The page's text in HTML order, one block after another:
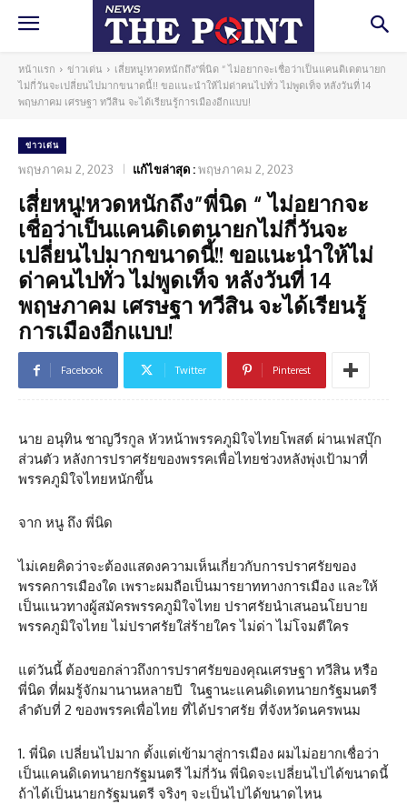
หน้าแรก ข่าวเด่น
เสี่ยหนู!หวดหนักถึง”พี่นิด “ ไม่อยากจะเชื่อว่าเป็นแคนดิเดตนายก
ไม่กี่วันจะเปลี่ยนไปมากขนาดนี้!! ขอแนะนำให้ไม่ด่าคนไปทั่ว ไม่พูดเท็จ หลังวันที่ 14
พฤษภาคม เศรษฐา ทวีสิน จะได้เรียนรู้การเมืองอีกแบบ!
ข่าวเด่น
พฤษภาคม 2, 2023 แก้ไขล่าสุด :พฤษภาคม 2, 2023
เสี่ยหนู!หวดหนักถึง”พี่นิด “ ไม่อยากจะ
เชื่อว่าเป็นแคนดิเดตนายกไม่กี่วันจะ
เปลี่ยนไปมากขนาดนี้!! ขอแนะนำให้ไม่
ด่าคนไปทั่ว ไม่พูดเท็จ หลังวันที่ 14
พฤษภาคม เศรษฐา ทวีสิน จะได้เรียนรู้
การเมืองอีกแบบ!
Facebook Twitter Pinterest
นาย อนุทิน ชาญวีรกูล หัวหน้าพรรคภูมิใจไทยโพสต์ ผ่านเฟสบุ๊ก
ส่วนตัว หลังการปราศรัยของพรรคเพื่อไทยช่วงหลังพุ่งเป้ามาที่
พรรคภูมิใจไทยหนักขึ้น
จาก หนู ถึง พี่นิด
ไม่เคยคิดว่าจะต้องแสดงความเห็นเกี่ยวกับการปราศรัยของ
พรรคการเมืองใด เพราะผมถือเป็นมารยาททางการเมือง และให้
เป็นแนวทางผู้สมัครพรรคภูมิใจไทย ปราศรัยนำเสนอนโยบาย
พรรคภูมิใจไทย ไม่ปราศรัยใส่ร้ายใคร ไม่ด่า ไม่โจมตีใคร
แต่วันนี้ ต้องขอกล่าวถึงการปราศรัยของคุณเศรษฐา ทวีสิน หรือ
พี่นิด ที่ผมรู้จักมานานหลายปี ในฐานะแคนดิเดทนายกรัฐมนตรี
ลำดับที่ 2 ของพรรคเพื่อไทย ที่ได้ปราศรัย ที่จังหวัดนครพนม
1. พี่นิด เปลี่ยนไปมาก ตั้งแต่เข้ามาสู่การเมือง ผมไม่อยากเชื่อว่า
เป็นแคนดิเดทนายกรัฐมนตรี ไม่กี่วัน พี่นิดจะเปลี่ยนไปได้ขนาดนี้
ถ้าได้เป็นนายกรัฐมนตรี จริงๆ จะเป็นไปได้ขนาดไหน